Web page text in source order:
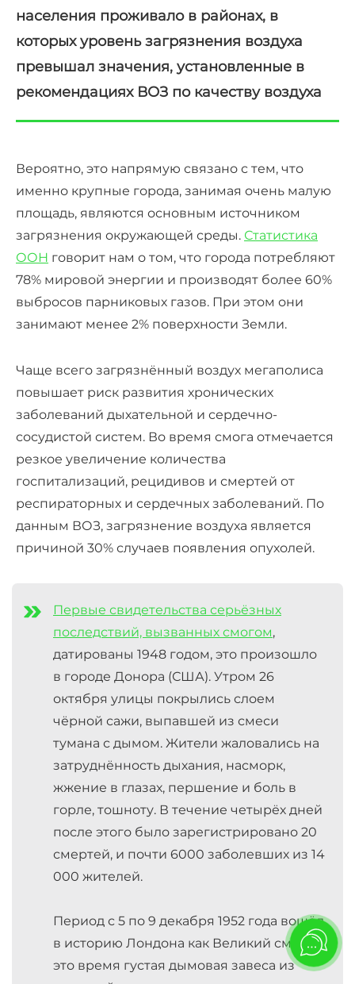
населения проживало в районах, в
которых уровень загрязнения воздуха
превышал значения, установленные в
рекомендациях ВОЗ по качеству воздуха
Вероятно, это напрямую связано с тем, что
именно крупные города, занимая очень малую
площадь, являются основным источником
загрязнения окружающей среды. Статистика
ООН говорит нам о том, что города потребляют
78% мировой энергии и производят более 60%
выбросов парниковых газов. При этом они
занимают менее 2% поверхности Земли.
Чаще всего загрязнённый воздух мегаполиса
повышает риск развития хронических
заболеваний дыхательной и сердечно-
сосудистой систем. Во время смога отмечается
резкое увеличение количества
госпитализаций, рецидивов и смертей от
респираторных и сердечных заболеваний. По
данным ВОЗ, загрязнение воздуха является
причиной 30% случаев появления опухолей.
Первые свидетельства серьёзных
последствий, вызванных смогом,
датированы 1948 годом, это произошло
в городе Донора (США). Утром 26
октября улицы покрылись слоем
чёрной сажи, выпавшей из смеси
тумана с дымом. Жители жаловались на
затруднённость дыхания, насморк,
жжение в глазах, першение и боль в
горле, тошноту. В течение четырёх дней
после этого было зарегистрировано 20
смертей, и почти 6000 заболевших из 14
000 жителей.
Период с 5 по 9 декабря 1952 года вошёл
в историю Лондона как Великий смог. В
это время густая дымовая завеса из